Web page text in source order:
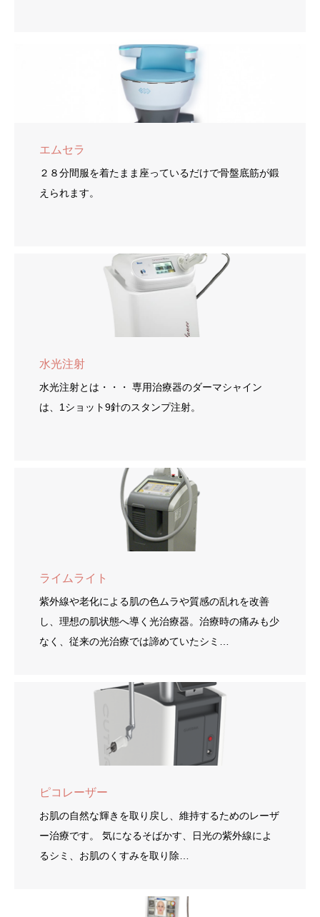
エムセラ
２８分間服を着たまま座っているだけで骨盤底筋が鍛
えられます。
水光注射
水光注射とは・・・ 専用治療器のダーマシャイン
は、1ショット9針のスタンプ注射。
ライムライト
紫外線や老化による肌の色ムラや質感の乱れを改善
し、理想の肌状態へ導く光治療器。治療時の痛みも少
なく、従来の光治療では諦めていたシミ…
ピコレーザー
お肌の自然な輝きを取り戻し、維持するためのレーザ
ー治療です。 気になるそばかす、日光の紫外線によ
るシミ、お肌のくすみを取り除…